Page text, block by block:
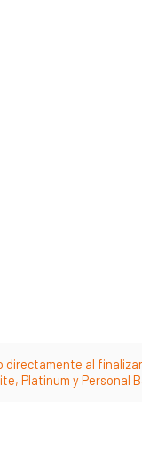
al
Platinum y Personal